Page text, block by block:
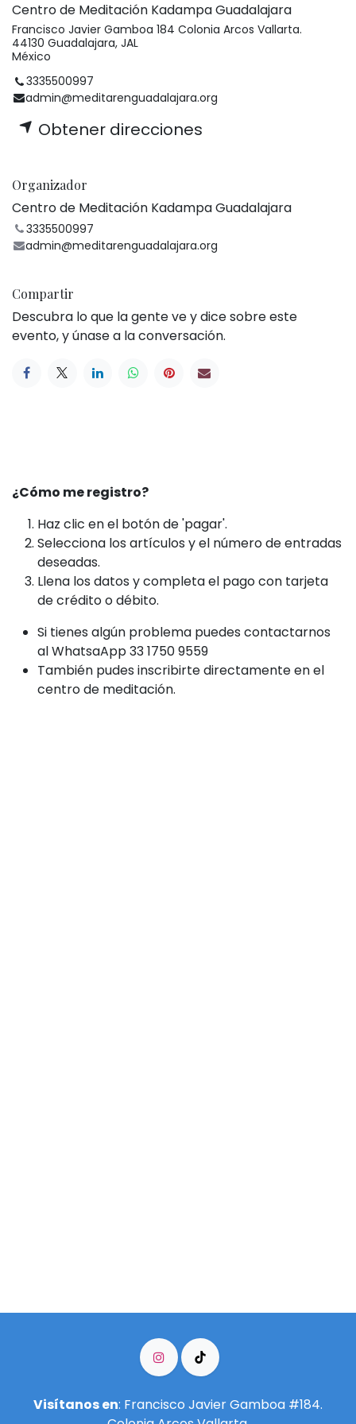
Centro de Meditación Kadampa Guadalajara
Francisco Javier Gamboa 184 Colonia Arcos Vallarta.
44130 Guadalajara, JAL
México
3335500997
admin@meditarenguadalajara.org
Obtener direcciones
Organizador
Centro de Meditación Kadampa Guadalajara
3335500997
admin@meditarenguadalajara.org
Compartir
Descubra lo que la gente ve y dice sobre este
evento, y únase a la conversación.
¿Cómo me registro?
Haz clic en el botón de 'pagar'.
Selecciona los artículos y el número de entradas
deseadas.
Llena los datos y completa el pago con tarjeta
de crédito o débito.
Si tienes algún problema puedes contactarnos
al WhatsaApp 33 1750 9559
También pudes inscribirte directamente en el
centro de meditación.
Visítanos en: Francisco Javier Gamboa #184.